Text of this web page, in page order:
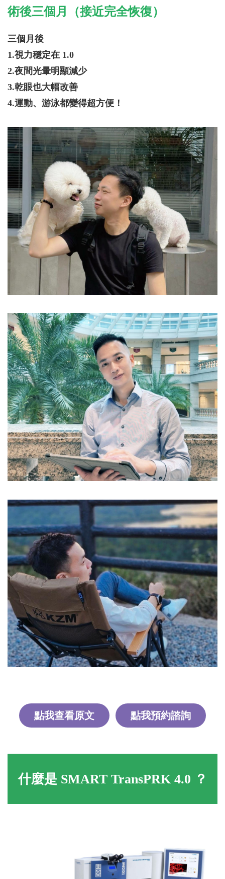
術後三個月（接近完全恢復）
三個月後
1.視力穩定在 1.0
2.夜間光暈明顯減少
3.乾眼也大幅改善
4.運動、游泳都變得超方便！
點我查看原文 點我預約諮詢
什麼是 SMART TransPRK 4.0 ？